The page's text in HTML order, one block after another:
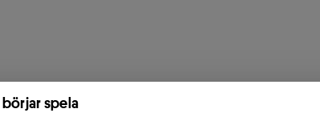
spela